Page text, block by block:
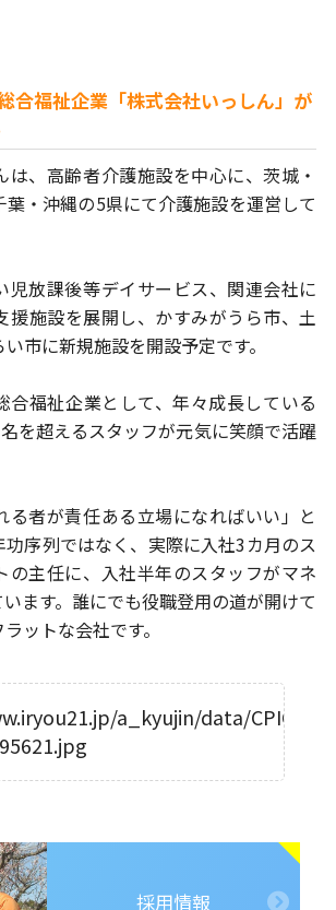
合福祉企業「株式会社いっしん」が
は、高齢者介護施設を中心に、茨城・
葉・沖縄の5県にて介護施設を運営して
児放課後等デイサービス、関連会社に
援施設を展開し、かすみがうら市、土
い市に新規施設を開設予定です。
合福祉企業として、年々成長している
を超えるスタッフが元気に笑顔で活躍
る者が責任ある立場になればいい」と
功序列ではなく、実際に入社3カ月のス
主任に、 入社半年のスタッフがマネ
ます。 誰にでも役職登用の道が開けて
ットな会社です。
採用情報